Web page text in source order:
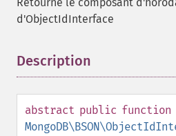
d'ObjectIdInterface
Description
abstract public function